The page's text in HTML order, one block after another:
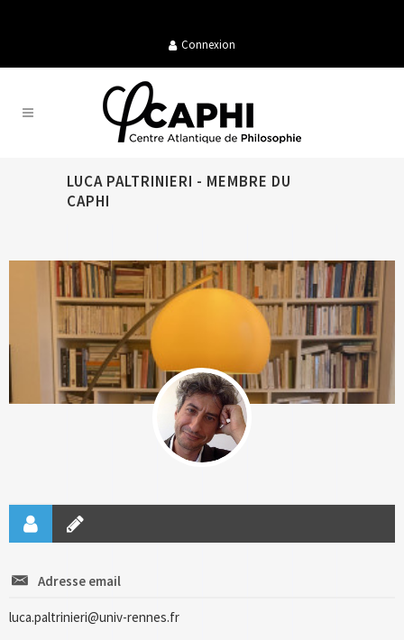
Connexion
LUCA PALTRINIERI - MEMBRE DU
CAPHI
Adresse email
luca.paltrinieri@univ-rennes.fr